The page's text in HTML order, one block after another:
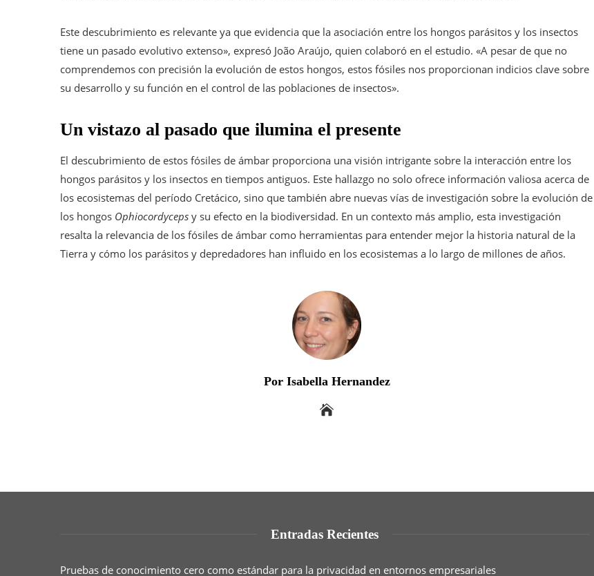
Este descubrimiento es relevante ya que evidencia que la asociación entre los hongos parásitos y los insectos
tiene un pasado evolutivo extenso», expresó João Araújo, quien colaboró en el estudio. «A pesar de que no
comprendemos con precisión la evolución de estos hongos, estos fósiles nos proporcionan indicios clave sobre
su desarrollo y su función en el control de las poblaciones de insectos».
Un vistazo al pasado que ilumina el presente
El descubrimiento de estos fósiles de ámbar proporciona una visión intrigante sobre la interacción entre los
hongos parásitos y los insectos en tiempos antiguos. Este hallazgo no solo ofrece información valiosa acerca de
los ecosistemas del período Cretácico, sino que también abre nuevas vías de investigación sobre la evolución de
los hongos Ophiocordyceps y su efecto en la biodiversidad. En un contexto más amplio, esta investigación
resalta la relevancia de los fósiles de ámbar como herramientas para entender mejor la historia natural de la
Tierra y cómo los parásitos y depredadores han influido en los ecosistemas a lo largo de millones de años.
Por Isabella Hernandez
Entradas Recientes
Pruebas de conocimiento cero como estándar para la privacidad en entornos empresariales